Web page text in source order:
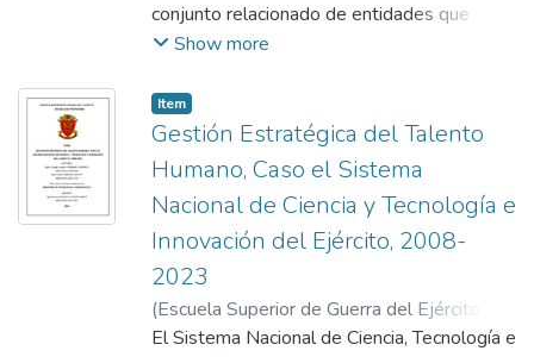
Prado, Gamaliel
conjunto relacionado de entidades que
tienen un propósito o misión y realizan
científicas tecnológicas; en estas
actividades se pueden identificar etapas
organizativas, financieras, generación de
conocimiento, enseñanza, formación, difusión
entre otras. En ese sentido, las capacidades
e infraestructura científico tecnológica del
SIDIE son fundamentales para realizar con
eficiencia y eficacia las actividades de sus
procesos de ciencia y tecnología,
Show more
Item
Gestión Estratégica del Talento
Humano, Caso el Sistema
Nacional de Ciencia y Tecnología e
Innovación del Ejército, 2008-
2023
(Escuela Superior de Guerra del Ejército.
Escuela de Postgrado, 2024-11-22)
El Sistema Nacional de Ciencia, Tecnología e